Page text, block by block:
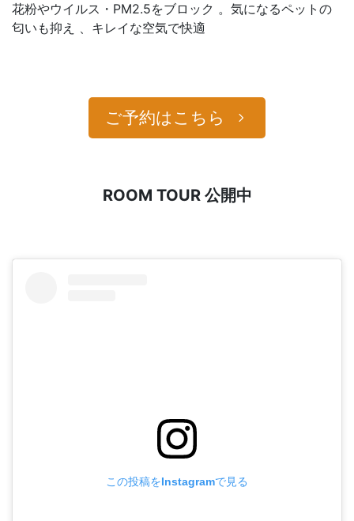
花粉やウイルス・PM2.5をブロック 。気になるペットの
匂いも抑え 、キレイな空気で快適
ご予約はこちら
ROOM TOUR 公開中
この投稿をInstagramで見る